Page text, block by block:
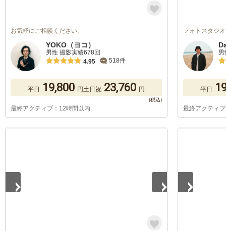
お気軽にご相談ください。
YOKO（ヨコ）
男性 撮影実績678回
4.95
518件
平日 19,800 円土日祝 23,760 円
最終アクティブ：12時間以内
フォトスタジ
平日
最終アクティ